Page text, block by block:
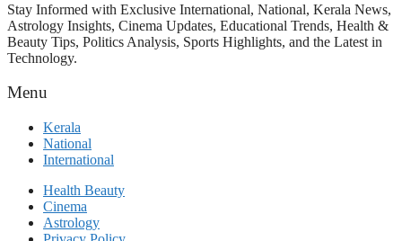
Stay Informed with Exclusive International, National, Kerala News,
Astrology Insights, Cinema Updates, Educational Trends, Health &
Beauty Tips, Politics Analysis, Sports Highlights, and the Latest in
Technology.
Menu
Kerala
National
International
Health Beauty
Cinema
Astrology